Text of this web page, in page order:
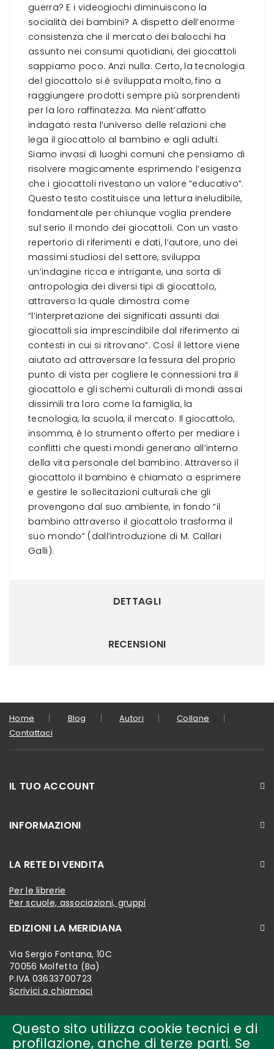
Questo sito utilizza cookie tecnici e di
profilazione, anche di terze parti. Se
guerra? E i videogiochi diminuiscono la
socialità dei bambini? A dispetto dell’enorme
consistenza che il mercato dei balocchi ha
assunto nei consumi quotidiani, dei giocattoli
sappiamo poco. Anzi nulla. Certo, la tecnologia
del giocattolo si è sviluppata molto, fino a
raggiungere prodotti sempre più sorprendenti
per la loro raffinatezza. Ma nient’affatto
indagato resta l’universo delle relazioni che
lega il giocattolo al bambino e agli adulti.
Siamo invasi di luoghi comuni che pensiamo di
risolvere magicamente esprimendo l’esigenza
che i giocattoli rivestano un valore “educativo”.
Questo testo costituisce una lettura ineludibile,
fondamentale per chiunque voglia prendere
sul serio il mondo dei giocattoli. Con un vasto
repertorio di riferimenti e dati, l’autore, uno dei
massimi studiosi del settore, sviluppa
un’indagine ricca e intrigante, una sorta di
antropologia dei diversi tipi di giocattolo,
attraverso la quale dimostra come
“l’interpretazione dei significati assunti dai
giocattoli sia imprescindibile dal riferimento ai
contesti in cui si ritrovano”. Così il lettore viene
aiutato ad attraversare la fessura del proprio
punto di vista per cogliere le connessioni tra il
giocattolo e gli schemi culturali di mondi assai
dissimili tra loro come la famiglia, la
tecnologia, la scuola, il mercato. Il giocattolo,
insomma, è lo strumento offerto per mediare i
conflitti che questi mondi generano all’interno
della vita personale del bambino. Attraverso il
giocattolo il bambino è chiamato a esprimere
e gestire le sollecitazioni culturali che gli
provengono dal suo ambiente, in fondo “il
bambino attraverso il giocattolo trasforma il
suo mondo” (dall’introduzione di M. Callari
Galli).
DETTAGLI
RECENSIONI
Home Blog Autori
Collane
Contattaci
IL TUO ACCOUNT
INFORMAZIONI
LA RETE DI VENDITA
Per le librerie
Per scuole, associazioni, gruppi
EDIZIONI LA MERIDIANA
Via Sergio Fontana, 10C
70056 Molfetta (Ba)
P.IVA 03633700723
Scrivici o chiamaci